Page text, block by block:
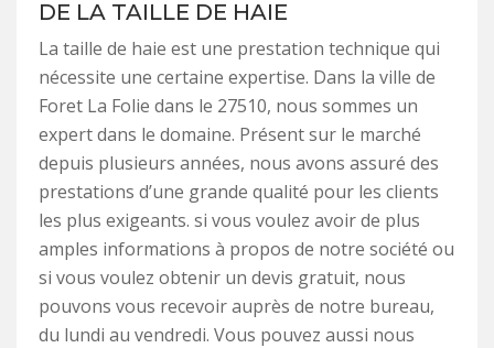
DE LA TAILLE DE HAIE
La taille de haie est une prestation technique qui
nécessite une certaine expertise. Dans la ville de
Foret La Folie dans le 27510, nous sommes un
expert dans le domaine. Présent sur le marché
depuis plusieurs années, nous avons assuré des
prestations d’une grande qualité pour les clients
les plus exigeants. si vous voulez avoir de plus
amples informations à propos de notre société ou
si vous voulez obtenir un devis gratuit, nous
pouvons vous recevoir auprès de notre bureau,
du lundi au vendredi. Vous pouvez aussi nous